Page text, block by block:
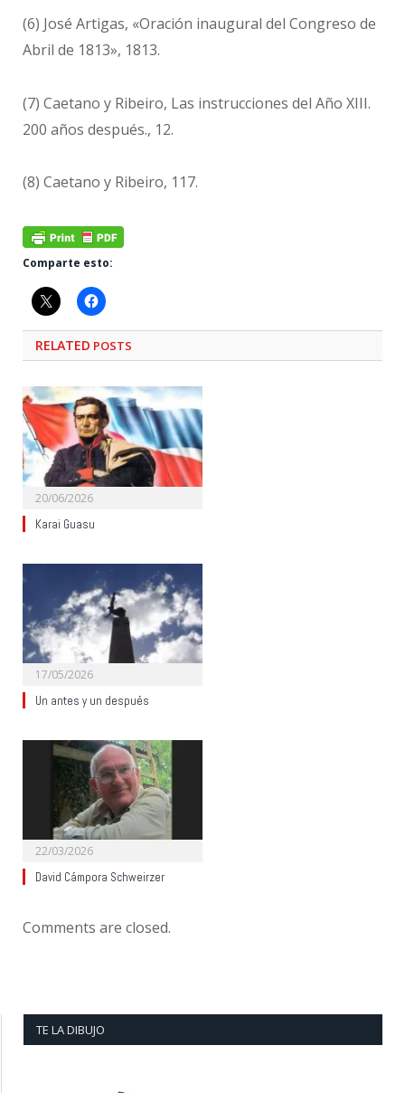
(6) José Artigas, «Oración inaugural del Congreso de
Abril de 1813», 1813.
(7) Caetano y Ribeiro, Las instrucciones del Año XIII.
200 años después., 12.
(8) Caetano y Ribeiro, 117.
Comparte esto:
RELATED POSTS
20/06/2026
Karai Guasu
17/05/2026
Un antes y un después
22/03/2026
David Cámpora Schweirzer
Comments are closed.
TE LA DIBUJO